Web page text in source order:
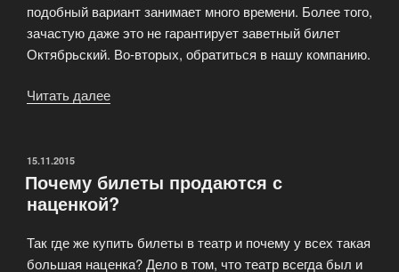
подобный вариант занимает много времени. Более того,
зачастую даже это не гарантирует заветный билет
Октябрьский. Во-вторых, обратиться в нашу компанию.
Читать далее
Октябрьский»
ОПУБЛИКОВАНО
15.11.2015
Почему билеты продаются с
наценкой?
Так где же купить билеты в театр и почему у всех такая
большая наценка? Дело в том, что театр всегда был и